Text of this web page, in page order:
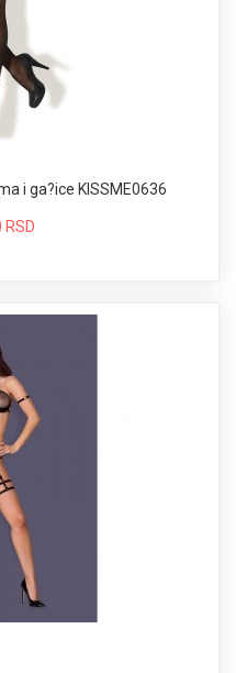
i ga?ice KISSME0636